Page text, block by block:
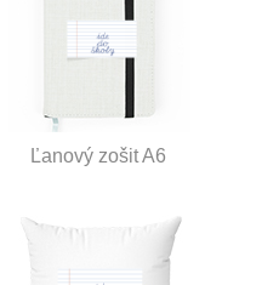
Ľanový zošit A6